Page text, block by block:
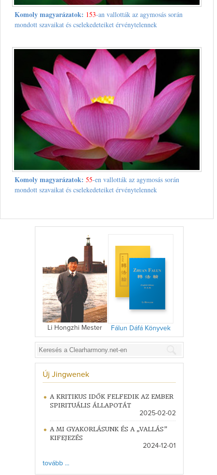
Komoly magyarázatok: 153-an vallották az agymosás során
mondott szavaikat és cselekedeteiket érvénytelennek
Komoly magyarázatok: 55-en vallották az agymosás során
mondott szavaikat és cselekedeteiket érvénytelennek
Li Hongzhi Mester Fálun Dáfá Könyvek
Új Jingwenek
A KRITIKUS IDŐK FELFEDIK AZ EMBER
SPIRITUÁLIS ÁLLAPOTÁT
2025-02-02
A MI GYAKORLÁSUNK ÉS A „VALLÁS”
KIFEJEZÉS
2024-12-01
tovább ...